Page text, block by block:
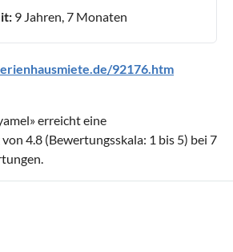
9 Jahren, 7 Monaten
92176.htm
» erreicht eine
4.8 (Bewertungsskala: 1 bis 5) bei 7